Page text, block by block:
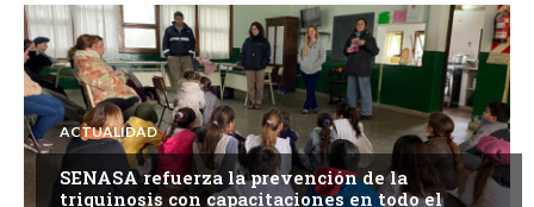
ACTUALIDAD
SENASA refuerza la prevención de la
triquinosis con capacitaciones en todo el